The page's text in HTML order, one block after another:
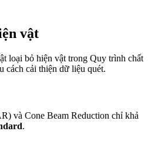
vật
loại bỏ hiện vật trong Quy trình chất
cách cải thiện dữ liệu quét.
và Cone Beam Reduction chỉ khả
.